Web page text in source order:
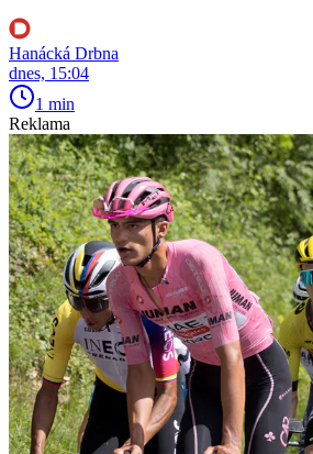
Hanácká Drbna
dnes, 15:04
1 min
Reklama